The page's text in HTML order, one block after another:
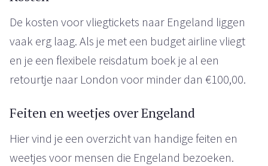
De kosten voor vliegtickets naar Engeland liggen
vaak erg laag. Als je met een budget airline vliegt
en je een flexibele reisdatum boek je al een
retourtje naar London voor minder dan €100,00.
Feiten en weetjes over Engeland
Hier vind je een overzicht van handige feiten en
weetjes voor mensen die Engeland bezoeken.